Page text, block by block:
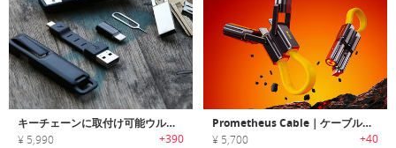
キーチェーンに取付け可能ウルトラポータブルUSBケーブル/アダプター「CableKit（ケーブルキット）」
¥ 5,990 +390
Prometheus Cable｜ケーブル以上の存在。ライターとポケットナイフを備えた多機能充電ケーブル
¥ 5,700 +40